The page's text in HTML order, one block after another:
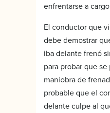
enfrentarse a
El conductor que
debe demostrar
iba delante frenó
para probar que
maniobra de
probable que el
delante culpe al